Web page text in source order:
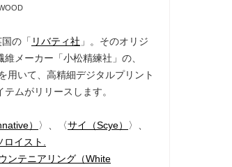
の「 リバティ社 」。そのオリジ
メーカー「小松精練社」の、
用いて、高精細デジタルプリント
ムがリリースします。
） 〉、〈サイ（Scye）
〉、
イスト.
ンテニアリング（White